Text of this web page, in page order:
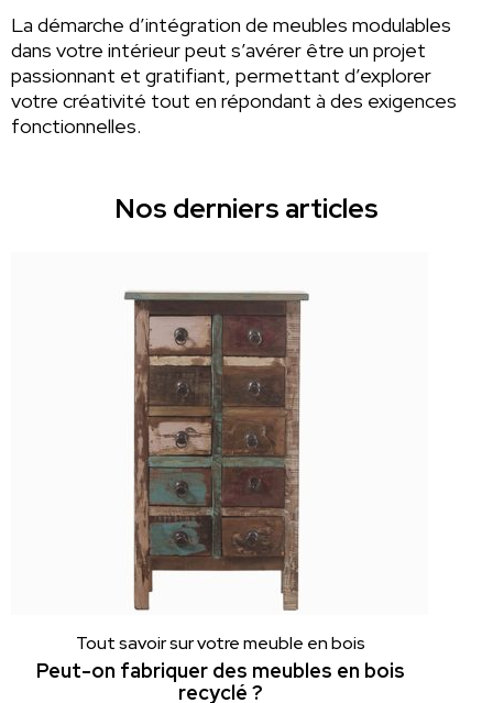
La démarche d’intégration de meubles modulables
dans votre intérieur peut s’avérer être un projet
passionnant et gratifiant, permettant d’explorer
votre créativité tout en répondant à des exigences
fonctionnelles.
Nos derniers articles
Tout savoir sur votre meuble en bois
Peut-on fabriquer des meubles en bois
recyclé ?